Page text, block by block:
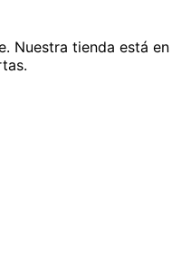
Nuestra tienda está en